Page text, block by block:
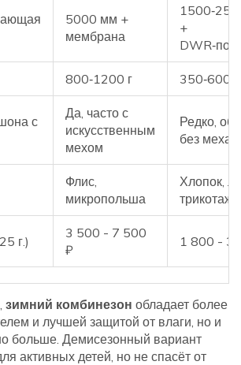
5000 мм +
мембрана
+
800‑1200 г 350‑600 г
с
Да, часто с
искусственным
мехом
Редко,
без меха
Флис,
микропольша
Хлопок,
трикотаж
г.)
3 500 - 7 500
₽
1 800 - 3
зимний комбинезон обладает более
и лучшей защитой от влаги, но и
больше. Демисезонный вариант
активных детей, но не спасёт от